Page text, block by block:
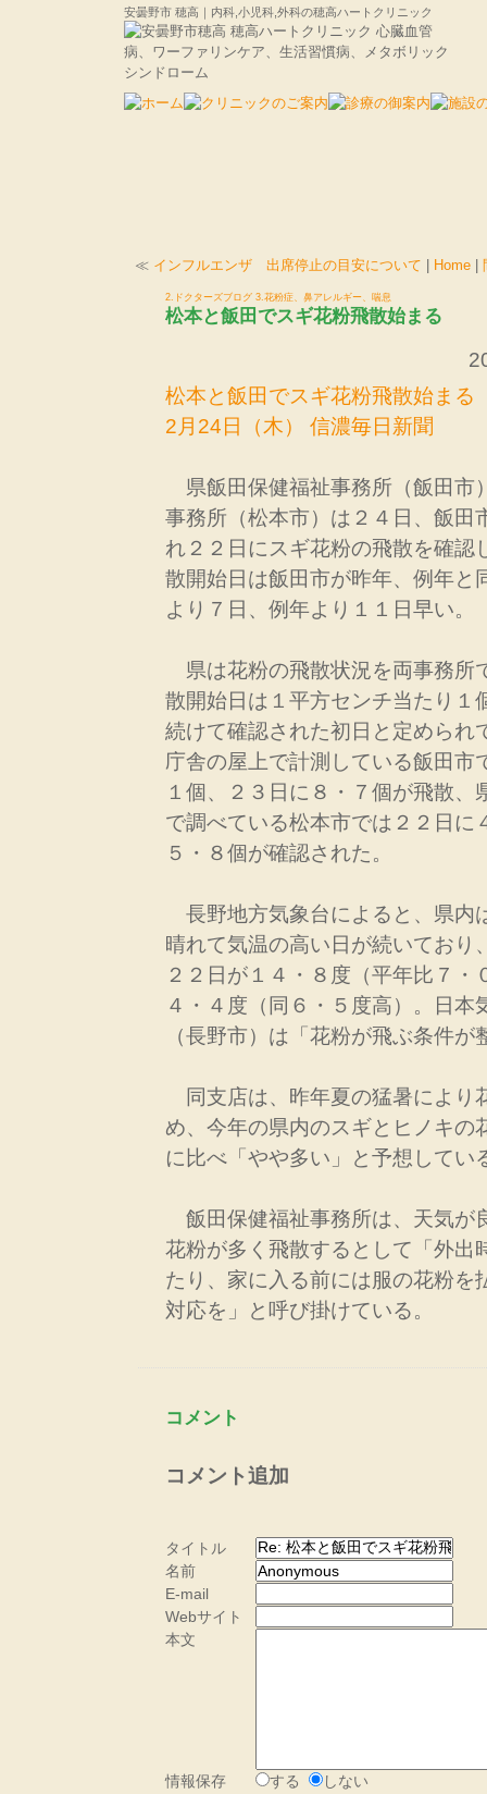
安曇野市 穂高｜内科,小児科,外科の穂高ハートクリニック
≪ インフルエンザ 出席停止の目安について Home
2.ドクターズブログ 3.花粉症、鼻アレルギー、喘息
松本と飯田でスギ花粉飛散始まる
松本と飯田でスギ花粉飛散始まる
2月24日（木） 信濃毎日新聞
県飯田保健福祉事務所（飯田市
事務所（松本市）は２４日、飯田
れ２２日にスギ花粉の飛散を確認
散開始日は飯田市が昨年、例年と
より７日、例年より１１日早い。
県は花粉の飛散状況を両事務所
散開始日は１平方センチ当たり１
続けて確認された初日と定められ
庁舎の屋上で計測している飯田市
１個、２３日に８・７個が飛散、
で調べている松本市では２２日に
５・８個が確認された。
長野地方気象台によると、県内
晴れて気温の高い日が続いており
２２日が１４・８度（平年比７・
４・４度（同６・５度高）。日本
（長野市）は「花粉が飛ぶ条件が
同支店は、昨年夏の猛暑により
め、今年の県内のスギとヒノキの
に比べ「やや多い」と予想してい
飯田保健福祉事務所は、天気が
花粉が多く飛散するとして「外出
たり、家に入る前には服の花粉を
対応を」と呼び掛けている。
コメント
コメント追加
タイトル
名前
E-mail
Webサイト
本文
情報保存 する
しない